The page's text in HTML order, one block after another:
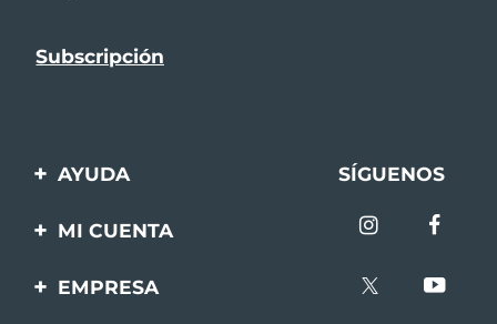
AYUDA
Contáctanos
SÍGUENOS
MI CUENTA
Registro de productos
EMPRESA